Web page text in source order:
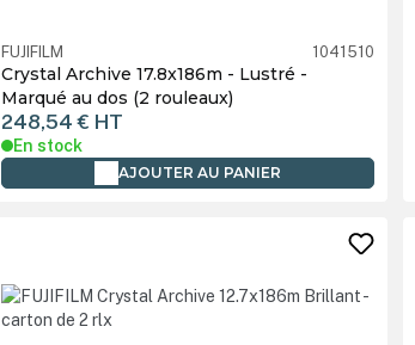
FUJIFILM 1041510
Crystal Archive 17.8x186m - Lustré -
Marqué au dos (2 rouleaux)
248,54 € HT
En stock
AJOUTER AU PANIER